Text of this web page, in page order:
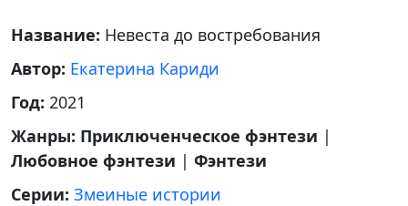
Название: Невеста до востребования
Автор: Екатерина Кариди
Год: 2021
Жанры: Приключенческое фэнтези |
Любовное фэнтези | Фэнтези
Серии: Змеиные истории